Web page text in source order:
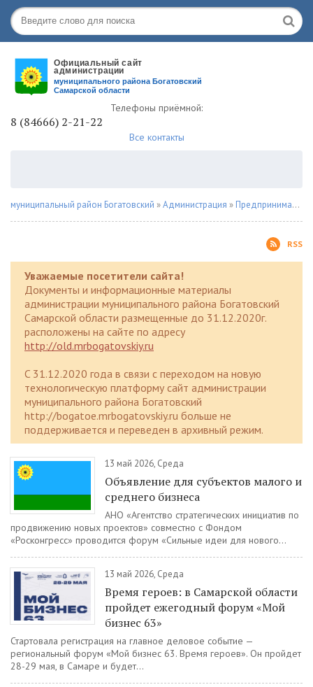
Телефоны приёмной:
8 (84666) 2-21-22
Все контакты
муниципальный район Богатовский »Администрация » Предпринимателю
RSS
Уважаемые посетители сайта!
Документы и информационные материалы
администрации муниципального района Богатовский
Самарской области размещенные до 31.12.2020г.
расположены на сайте по адресу
http://old.mrbogatovskiy.ru
C 31.12.2020 года в связи с переходом на новую
технологическую платформу сайт администрации
муниципального района Богатовский
http://bogatoe.mrbogatovskiy.ru больше не
поддерживается и переведен в архивный режим.
13 май 2026, Среда
Объявление для субъектов малого и
среднего бизнеса
АНО «Агентство стратегических инициатив по
продвижению новых проектов» совместно с Фондом
«Росконгресс» проводится форум «Сильные идеи для нового...
13 май 2026, Среда
Время героев: в Самарской области
пройдет ежегодный форум «Мой
бизнес 63»
Стартовала регистрация на главное деловое событие —
региональный форум «Мой бизнес 63. Время героев». Он пройдет
28-29 мая, в Самаре и будет...